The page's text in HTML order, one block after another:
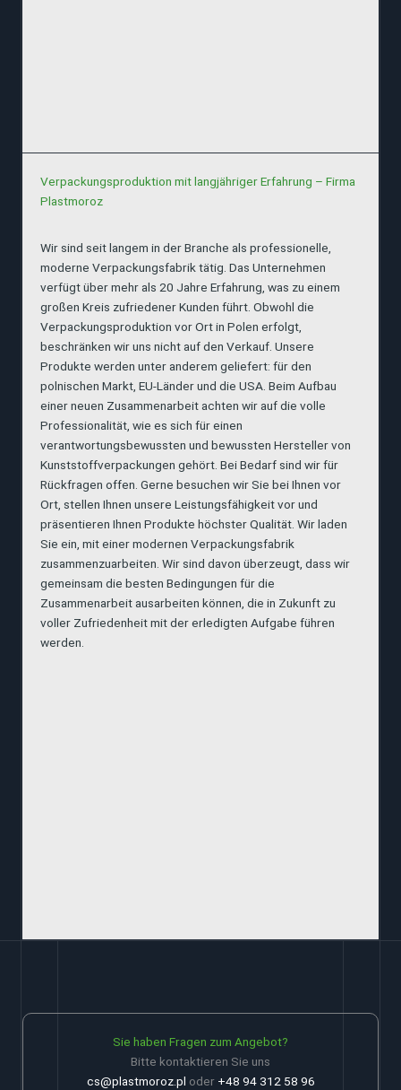
Verpackungsproduktion mit langjähriger Erfahrung – Firma
Plastmoroz
Wir sind seit langem in der Branche als professionelle,
moderne Verpackungsfabrik tätig. Das Unternehmen
verfügt über mehr als 20 Jahre Erfahrung, was zu einem
großen Kreis zufriedener Kunden führt. Obwohl die
Verpackungsproduktion vor Ort in Polen erfolgt,
beschränken wir uns nicht auf den Verkauf. Unsere
Produkte werden unter anderem geliefert: für den
polnischen Markt, EU-Länder und die USA. Beim Aufbau
einer neuen Zusammenarbeit achten wir auf die volle
Professionalität, wie es sich für einen
verantwortungsbewussten und bewussten Hersteller von
Kunststoffverpackungen gehört. Bei Bedarf sind wir für
Rückfragen offen. Gerne besuchen wir Sie bei Ihnen vor
Ort, stellen Ihnen unsere Leistungsfähigkeit vor und
präsentieren Ihnen Produkte höchster Qualität. Wir laden
Sie ein, mit einer modernen Verpackungsfabrik
zusammenzuarbeiten. Wir sind davon überzeugt, dass wir
gemeinsam die besten Bedingungen für die
Zusammenarbeit ausarbeiten können, die in Zukunft zu
voller Zufriedenheit mit der erledigten Aufgabe führen
werden.
Sie haben Fragen zum Angebot?
Bitte kontaktieren Sie uns
cs@plastmoroz.pl oder +48 94 312 58 96